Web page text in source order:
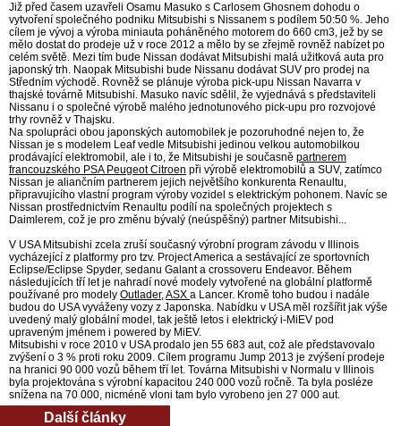
Již před časem uzavřeli Osamu Masuko s Carlosem Ghosnem dohodu o
vytvoření společného podniku Mitsubishi s Nissanem s podílem 50:50 %. Jeho
cílem je vývoj a výroba miniauta poháněného motorem do 660 cm3, jež by se
mělo dostat do prodeje už v roce 2012 a mělo by se zřejmě rovněž nabízet po
celém světě. Mezi tím bude Nissan dodávat Mitsubishi malá užitková auta pro
japonský trh. Naopak Mitsubishi bude Nissanu dodávat SUV pro prodej na
Středním východě. Rovněž se plánuje výroba pick-upu Nissan Navarra v
thajské továrně Mitsubishi. Masuko navíc sdělil, že vyjednává s představiteli
Nissanu i o společné výrobě malého jednotunového pick-upu pro rozvojové
trhy rovněž v Thajsku.
Na spolupráci obou japonských automobilek je pozoruhodné nejen to, že
Nissan je s modelem Leaf vedle Mitsubishi jedinou velkou automobilkou
prodávající elektromobil, ale i to, že Mitsubishi je současně partnerem
francouzského PSA Peugeot Citroen při výrobě elektromobilů a SUV, zatímco
Nissan je aliančním partnerem jejich největšího konkurenta Renaultu,
připravujícího vlastní program výroby vozidel s elektrickým pohonem. Navíc se
Nissan prostřednictvím Renaultu podílí na společných projektech s
Daimlerem, což je pro změnu bývalý (neúspěšný) partner Mitsubishi...
V USA Mitsubishi zcela zruší současný výrobní program závodu v Illinois
vycházející z platformy pro tzv. Project America a sestávající ze sportovních
Eclipse/Eclipse Spyder, sedanu Galant a crossoveru Endeavor. Během
následujících tří let je nahradí nové modely vytvořené na globální platformě
používané pro modely Outlader,ASX a Lancer. Kromě toho budou i nadále
budou do USA vyváženy vozy z Japonska. Nabídku v USA měl rozšířit jak výše
uvedený malý globální model, tak ještě letos i elektrický i-MiEV pod
upraveným jménem i powered by MiEV.
Mitsubishi v roce 2010 v USA prodalo jen 55 683 aut, což ale představovalo
zvýšení o 3 % proti roku 2009. Cílem programu Jump 2013 je zvýšení prodeje
na hranici 90 000 vozů během tří let. Továrna Mitsubishi v Normalu v Illinois
byla projektována s výrobní kapacitou 240 000 vozů ročně. Ta byla posléze
snížena na 70 000, nicméně vloni tam bylo vyrobeno jen 27 000 aut.
Další články